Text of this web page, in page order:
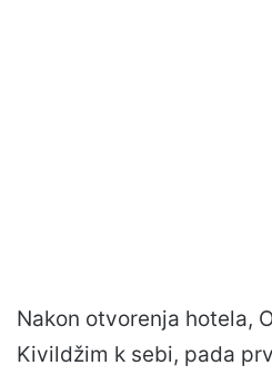
Nakon otvorenja hotela,
Kivildžim k sebi, pada